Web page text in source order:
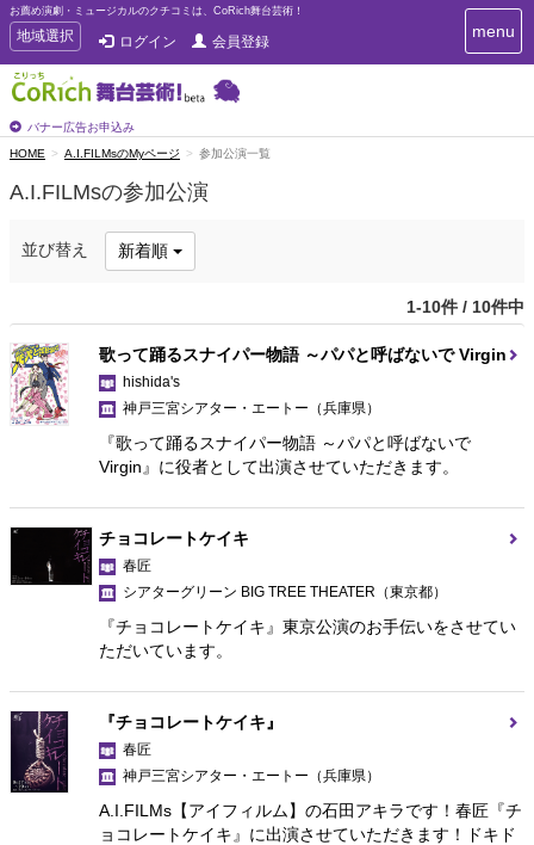
お薦め演劇・ミュージカルのクチコミは、CoRich舞台芸術！
T
o
g
g
e
n
v
a
地域選択 ログイン 会員登録
バナー広告お申込み
T
o
t
o
menu
HOME A.I.FILMsのMyページ 参加公演一覧
A.I.FILMsの参加公演
並び替え 新着順
1-10件 / 10件中
歌って踊るスナイパー物語 ～パパと呼ばないで Virgin
hishida's
神戸三宮シアター・エートー （兵庫県）
『歌って踊るスナイパー物語 ～パパと呼ばないで
Virgin』に役者として出演させていただきます。
チョコレートケイキ
春匠
シアターグリーン BIG TREE THEATER （東京都）
『チョコレートケイキ』東京公演のお手伝いをさせてい
ただいています。
『チョコレートケイキ』
春匠
神戸三宮シアター・エートー （兵庫県）
A.I.FILMs【アイフィルム】の石田アキラです！春匠『チ
ョコレートケイキ』に出演させていただきます！ドキド